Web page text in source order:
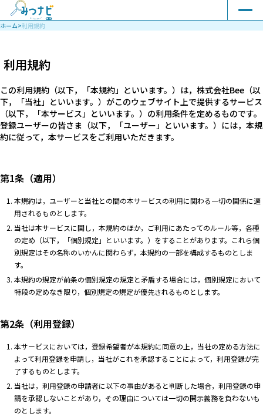
ホーム>利用規約
利用規約
この利用規約（以下，「本規約」といいます。）は，株式会社Bee（以
下，「当社」といいます。）がこのウェブサイト上で提供するサービス
（以下，「本サービス」といいます。）の利用条件を定めるものです。
登録ユーザーの皆さま（以下，「ユーザー」といいます。）には，本規
約に従って，本サービスをご利用いただきます。
第1条（適用）
本規約は，ユーザーと当社との間の本サービスの利用に関わる一切の関係に適
用されるものとします。
当社は本サービスに関し，本規約のほか，ご利用にあたってのルール等，各種
の定め（以下，「個別規定」といいます。）をすることがあります。これら個
別規定はその名称のいかんに関わらず，本規約の一部を構成するものとしま
す。
本規約の規定が前条の個別規定の規定と矛盾する場合には，個別規定において
特段の定めなき限り，個別規定の規定が優先されるものとします。
第2条（利用登録）
本サービスにおいては，登録希望者が本規約に同意の上，当社の定める方法に
よって利用登録を申請し，当社がこれを承認することによって，利用登録が完
了するものとします。
当社は，利用登録の申請者に以下の事由があると判断した場合，利用登録の申
請を承認しないことがあり，その理由については一切の開示義務を負わないも
のとします。